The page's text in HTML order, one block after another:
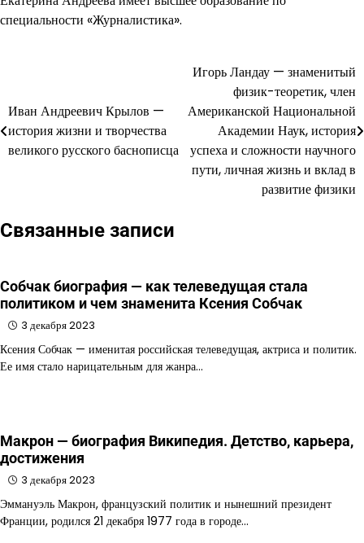
специальности «Журналистика».
по
записям
Иван Андреевич Крылов —
история жизни и творчества
великого русского баснописца
Игорь Ландау — знаменитый
физик-теоретик, член
Американской Национальной
Академии Наук, история
успеха и сложности научного
пути, личная жизнь и вклад в
развитие физики
Связанные записи
Собчак биография — как телеведущая стала
политиком и чем знаменита Ксения Собчак
3 декабря 2023
Ксения Собчак — именитая российская телеведущая, актриса и политик.
Ее имя стало нарицательным для жанра…
Макрон — биография Википедия. Детство, карьера,
достижения
3 декабря 2023
Эммануэль Макрон, французский политик и нынешний президент
Франции, родился 21 декабря 1977 года в городе…